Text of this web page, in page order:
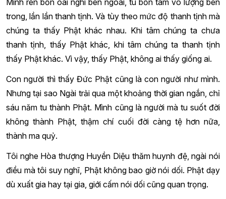
Mình rèn bốn oai nghi bên ngoài, tu bốn tâm vô lượng bên
trong, lần lần thanh tịnh. Và tùy theo mức độ thanh tịnh mà
chúng ta thấy Phật khác nhau. Khi tâm chúng ta chưa
thanh tịnh, thấy Phật khác, khi tâm chúng ta thanh tịnh
thấy Phật khác. Vì vậy, thấy Phật, không ai thấy giống ai.
Con người thì thấy Đức Phật cũng là con người như mình.
Nhưng tại sao Ngài trải qua một khoảng thời gian ngắn, chỉ
sáu năm tu thành Phật. Mình cũng là người mà tu suốt đời
không thành Phật, thậm chí cuối đời càng tệ hơn nữa,
thành ma quỷ.
Tôi nghe Hòa thượng Huyền Diệu thăm huynh đệ, ngài nói
điều mà tôi suy nghĩ, Phật không bao giờ nói dối. Phật dạy
dù xuất gia hay tại gia, giới cấm nói dối cũng quan trọng.